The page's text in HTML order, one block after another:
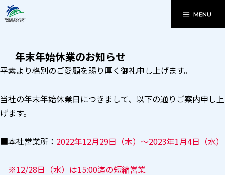
年末年始休業のお知らせ
平素より格別のご愛顧を賜り厚く御礼申し上げます。
当社の年末年始休業日につきまして、以下の通りご案内申し上
げます。
■本社営業所： 2022年12月29日（木）～2023年1月4日（水）
※12/28日（水）は15:00迄の短縮営業